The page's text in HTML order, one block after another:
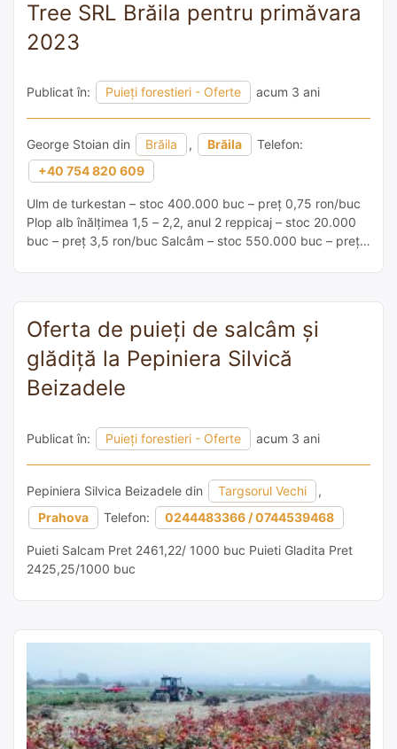
Tree SRL Brăila pentru primăvara
2023
Publicat în: Puieți forestieri - Oferte acum 3 ani
George Stoian din Brăila , Brăila
Telefon:
+40 754 820 609
Ulm de turkestan – stoc 400.000 buc – preț 0,75 ron/buc
Plop alb înălțimea 1,5 – 2,2, anul 2 reppicaj – stoc 20.000
buc – preț 3,5 ron/buc Salcâm – stoc 550.000 buc – preț
Oferta de puieți de salcâm și
glădiță la Pepiniera Silvică
Beizadele
Publicat în: Puieți forestieri - Oferte acum 3 ani
Pepiniera Silvica Beizadele din Targsorul Vechi
,
Prahova
Telefon: 0244483366 / 0744539468
Puieti Salcam Pret 2461,22/ 1000 buc Puieti Gladita Pret
2425,25/1000 buc